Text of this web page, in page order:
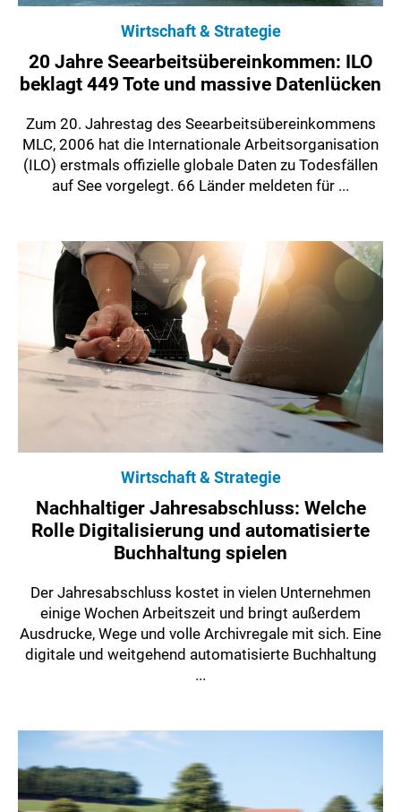
Wirtschaft & Strategie
20 Jahre Seearbeitsübereinkommen: ILO
beklagt 449 Tote und massive Datenlücken
Zum 20. Jahrestag des Seearbeitsübereinkommens
MLC, 2006 hat die Internationale Arbeitsorganisation
(ILO) erstmals offizielle globale Daten zu Todesfällen
auf See vorgelegt. 66 Länder meldeten für ...
Wirtschaft & Strategie
Nachhaltiger Jahresabschluss: Welche
Rolle Digitalisierung und automatisierte
Buchhaltung spielen
Der Jahresabschluss kostet in vielen Unternehmen
einige Wochen Arbeitszeit und bringt außerdem
Ausdrucke, Wege und volle Archivregale mit sich. Eine
digitale und weitgehend automatisierte Buchhaltung
...